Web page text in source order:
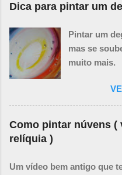
Dica para pintar um
Pintar um
mas se
muito mais.
Como pintar núvens (
relíquia )
Um vídeo bem antigo que